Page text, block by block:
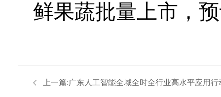
鲜果蔬批量上市，
上一篇:广东人工智能全域全时全行业高水平应用